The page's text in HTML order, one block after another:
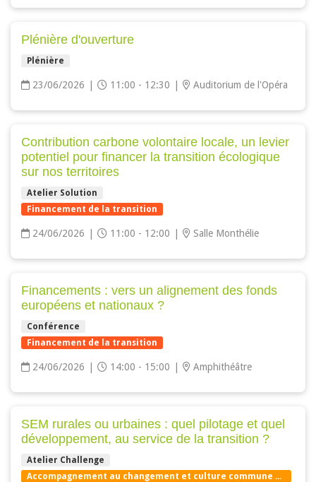
Plénière d'ouverture
Plénière
23/06/2026 11:00 - 12:30 Auditorium de l'Opéra
Contribution carbone volontaire locale, un levier
potentiel pour financer la transition écologique
sur nos territoires
Atelier Solution
Financement de la transition
24/06/2026 11:00 - 12:00 Salle Monthélie
Financements : vers un alignement des fonds
européens et nationaux ?
Conférence
Financement de la transition
24/06/2026 14:00 - 15:00 Amphithéâtre
SEM rurales ou urbaines : quel pilotage et quel
développement, au service de la transition ?
Atelier Challenge
Accompagnement au changement et culture commune de la transition énergétique